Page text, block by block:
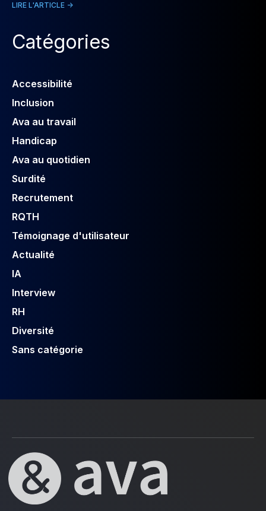
LIRE L'ARTICLE ->
Catégories
Accessibilité
Inclusion
Ava au travail
Handicap
Ava au quotidien
Surdité
Recrutement
RQTH
Témoignage d'utilisateur
Actualité
IA
Interview
RH
Diversité
Sans catégorie